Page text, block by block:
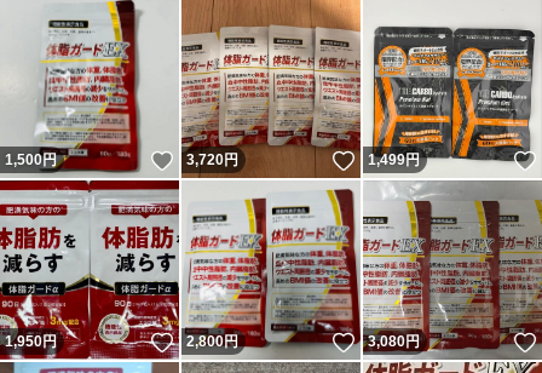
1,500円 いいね！
3,720円 いいね！
1,499円
1,950円 いいね！
2,800円 いいね！
3,080円